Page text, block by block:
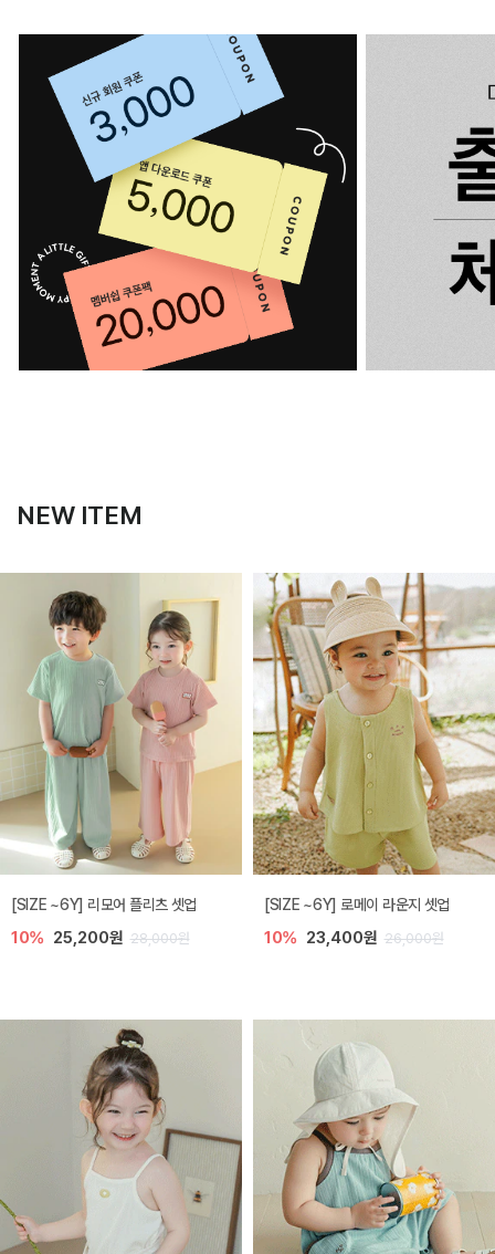
NEW ITEM
[SIZE ~6Y] 리모어 플리츠 셋업
10% 25,200원 28,000원
[SIZE ~6Y] 로메이 라운지 셋업
10% 23,400원 26,000원